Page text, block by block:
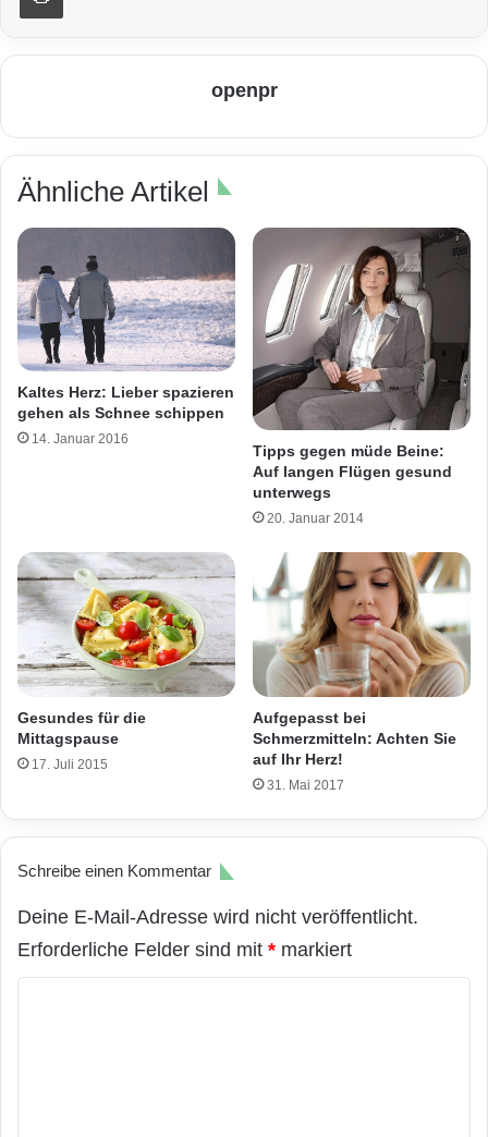
openpr
Ähnliche Artikel
Kaltes Herz: Lieber spazieren
gehen als Schnee schippen
14. Januar 2016
Tipps gegen müde Beine:
Auf langen Flügen gesund
unterwegs
20. Januar 2014
Gesundes für die
Mittagspause
17. Juli 2015
Aufgepasst bei
Schmerzmitteln: Achten Sie
auf Ihr Herz!
31. Mai 2017
Schreibe einen Kommentar
Deine E-Mail-Adresse wird nicht veröffentlicht.
Erforderliche Felder sind mit * markiert